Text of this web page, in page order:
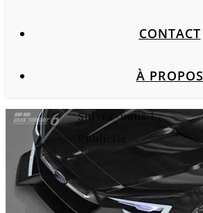
CONTACT
À PROPOS
Suivez-nous !
Publicité